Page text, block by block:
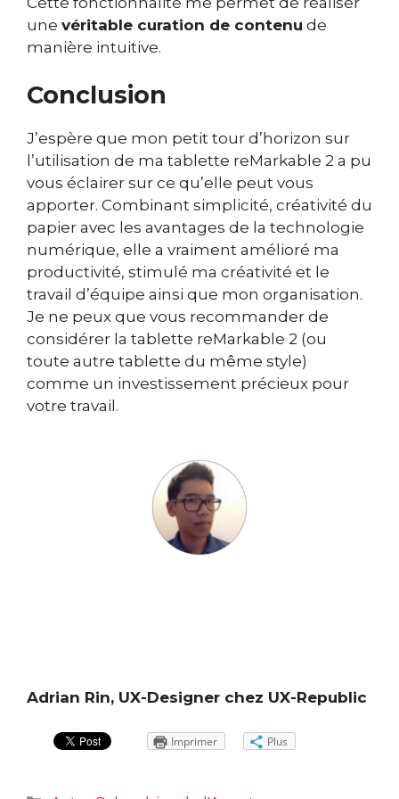
une véritable curation de contenu de
manière intuitive.
Conclusion
J’espère que mon petit tour d’horizon sur
l’utilisation de ma tablette reMarkable 2 a pu
vous éclairer sur ce qu’elle peut vous
apporter. Combinant simplicité, créativité du
papier avec les avantages de la technologie
numérique, elle a vraiment amélioré ma
productivité, stimulé ma créativité et le
travail d’équipe ainsi que mon organisation.
Je ne peux que vous recommander de
considérer la tablette reMarkable 2 (ou
toute autre tablette du même style)
comme un investissement précieux pour
votre travail.
Adrian Rin, UX-Designer chez UX-Republic
Imprimer Plus